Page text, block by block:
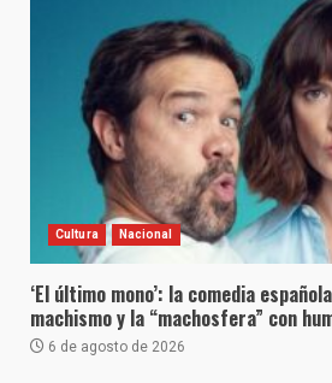
Cultura Nacional
‘El último mono’: la comedia
machismo y la “machosfera” con
6 de agosto de 2026